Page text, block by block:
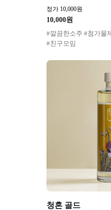
정가 10,000원
10,000원
#깔끔한소주 #첨가물
#친구모임
청혼 골드